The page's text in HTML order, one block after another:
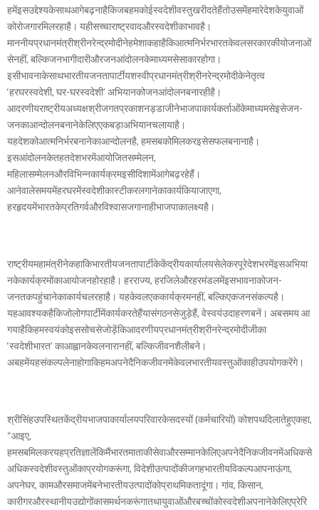
हमेंइसउद्देश्यकेसाथआगेबढ़नाहैकिजबहमकोईस्वदेशीवस्तुखरीदतेहैंतोउसमेंहमारेदेशकेयुवाओं
कोरोजगारमिलरहाहै। यहीसच्चाराष्ट्रवादऔरस्वदेशीकाभावहै।
माननीयप्रधानमंत्रीश्रीनरेन्द्रमोदीनेहमेशाकहाहैकिआत्मनिर्भरभारतकेवलसरकारकीयोजनाओं
सेनहीं, बल्किजनभागीदारीऔरजनआंदोलनकेमाध्यमसेसाकारहोगा।
इसीभावनाकेसाथभारतीयजनतापार्टीयशस्वीप्रधानमंत्रीश्रीनरेन्द्रमोदीकेनेतृत्व
‘हरघरस्वदेशी, घर-घरस्वदेशी’ अभियानकोजनआंदोलनबनारहीहै।
आदरणीयराष्ट्रीयअध्यक्षश्रीजगतप्रकाशनड्डाजीनेभाजपाकार्यकर्ताओंकेमाध्यमसेइसेजन-
जनकाआन्दोलनबनानेकेलिएएकबड़ाअभियानचलायाहै।
यहदेशकोआत्मनिर्भरबनानेकाआन्दोलनहै, हमसबकोमिलकरइसेसफलबनानाहै।
इसआंदोलनकेतहतदेशभरमेंआयोजितसम्मेलन,
महिलासम्मेलनऔरविभिन्नकार्यक्रमइसीदिशामेंआगेबढ़रहेहैं।
आनेवालेसमयमेंहरघरमेंस्वदेशीकास्टीकरलगानेकाकार्यकियाजाएगा,
हरहृदयमेंभारतकेप्रतिगर्वऔरविश्वासजगानाहीभाजपाकालक्ष्यहै।
राष्ट्रीयमहामंत्रीनेकहाकिभारतीयजनतापार्टीकेकेंद्रीयकार्यालयसेलेकरपूरेदेशभरमेंइसअभिया
नकेकार्यक्रमोंकाआयोजनहोरहाहै। हरराज्य, हरजिलेऔरहरमंडलमेंइसभावनाकोजन-
जनतकपहुंचानेकाकार्यचलरहाहै। यहकेवलएककार्यक्रमनहीं, बल्किएकजनसंकल्पहै।
यहआवश्यकहैकिजोलोगपार्टीमेंकार्यकरतेहैंयासंगठनसेजुड़ेहैं, वेस्वयंउदाहरणबनें। अबसमय आ
गयाहैकिहमस्वयंकोइससोचसेजोड़ेंकिआदरणीयप्रधानमंत्रीश्रीनरेन्द्रमोदीजीका
‘स्वदेशीभारत’ काआह्वानकेवलनारानहीं, बल्किजीवनशैलीबने।
अबहमेंयहसंकल्पलेनाहोगाकिहमअपनेदैनिकजीवनमेंकेवलभारतीयवस्तुओंकाहीउपयोगकरेंगे।
श्रीसिंहउपस्थितकेंद्रीयभाजपाकार्यालयपरिवारकेसदस्यों (कर्मचारियों) कोशपथदिलातेहुएकहा,
“आइए,
हमसबमिलकरयहप्रतिज्ञालेंकिमैंभारतमाताकीसेवाऔरसम्मानकेलिएअपनेदैनिकजीवनमेंअधिकसे
अधिकस्वदेशीवस्तुओंकाप्रयोगकरूंगा, विदेशीउत्पादोंकीजगहभारतीयविकल्पआपनाऊंगा,
अपनेघर, कामऔरसमाजमेंबनेभारतीयउत्पादोंकोप्राथमिकतादूंगा। गांव, किसान,
कारीगरऔरस्थानीयउद्योगोंकासमर्थनकरूंगातथायुवाओंऔरबच्चोंकोस्वदेशीअपनानेकेलिएप्रेरि